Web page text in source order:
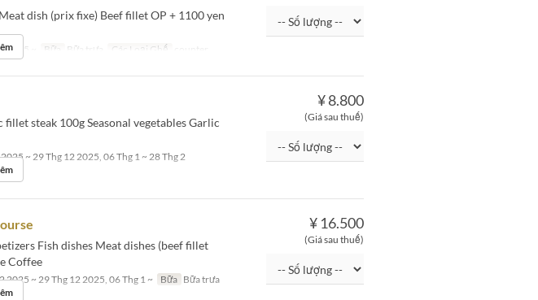
dish (prix fixe) Beef fillet OP + 1100 yen
~ Bữa Bữa trưa Các Loại Ghế
¥ 8.800
(Giá sau thuế)
steak 100g Seasonal vegetables Garlic
~ 29 Thg 12 2025, 06 Thg 1 ~ 28 Thg 2
¥ 16.500
(Giá sau thuế)
Fish dishes Meat dishes (beef fillet
Coffee
2025 ~ 29 Thg 12 2025, 06 Thg 1 ~ Bữa Bữa trưa